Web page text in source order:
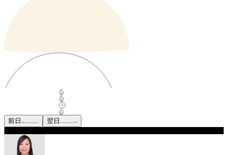
前日 翌日